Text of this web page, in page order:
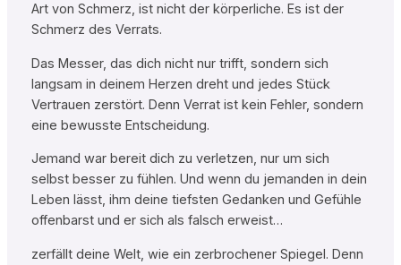
Art von Schmerz, ist nicht der körperliche. Es ist der
Schmerz des Verrats.
Das Messer, das dich nicht nur trifft, sondern sich
langsam in deinem Herzen dreht und jedes Stück
Vertrauen zerstört. Denn Verrat ist kein Fehler, sondern
eine bewusste Entscheidung.
Jemand war bereit dich zu verletzen, nur um sich
selbst besser zu fühlen. Und wenn du jemanden in dein
Leben lässt, ihm deine tiefsten Gedanken und Gefühle
offenbarst und er sich als falsch erweist…
zerfällt deine Welt, wie ein zerbrochener Spiegel. Denn